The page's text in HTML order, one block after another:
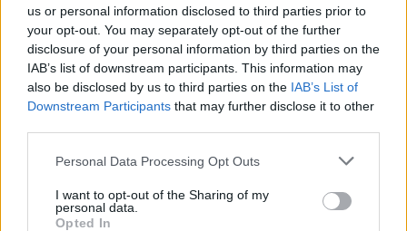
us or personal information disclosed to third parties prior to
your opt-out. You may separately opt-out of the further
disclosure of your personal information by third parties on the
IAB’s list of downstream participants. This information may
also be disclosed by us to third parties on the IAB’s List of
Downstream Participants that may further disclose it to other
Personal Data Processing Opt Outs
I want to opt-out of the Sharing of my
personal data.
Opted In